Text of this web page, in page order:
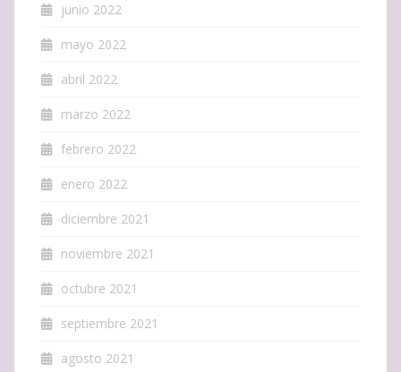
junio 2022
mayo 2022
abril 2022
marzo 2022
febrero 2022
enero 2022
diciembre 2021
noviembre 2021
octubre 2021
septiembre 2021
agosto 2021